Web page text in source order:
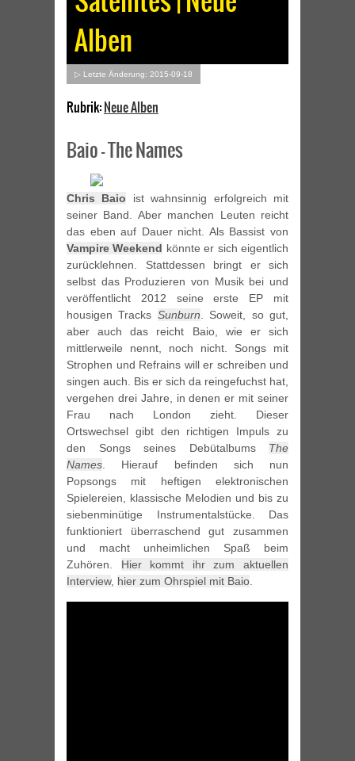
Alben
▷ Letzte Änderung: 2015-09-18
Rubrik:Neue Alben
Baio – The Names
Chris Baio ist wahnsinnig erfolgreich mit
seiner Band. Aber manchen Leuten reicht
das eben auf Dauer nicht. Als Bassist von
Vampire Weekend könnte er sich eigentlich
zurücklehnen. Stattdessen bringt er sich
selbst das Produzieren von Musik bei und
veröffentlicht 2012 seine erste EP mit
housigen Tracks Sunburn. Soweit, so gut,
aber auch das reicht Baio, wie er sich
mittlerweile nennt, noch nicht. Songs mit
Strophen und Refrains will er schreiben und
singen auch. Bis er sich da reingefuchst hat,
vergehen drei Jahre, in denen er mit seiner
Frau nach London zieht. Dieser
Ortswechsel gibt den richtigen Impuls zu
den Songs seines Debütalbums The
Names. Hierauf befinden sich nun
Popsongs mit heftigen elektronischen
Spielereien, klassische Melodien und bis zu
siebenminütige Instrumentalstücke. Das
funktioniert überraschend gut zusammen
und macht unheimlichen Spaß beim
Zuhören. Hier kommt ihr zum aktuellen
Interview, hier zum Ohrspiel mit Baio.